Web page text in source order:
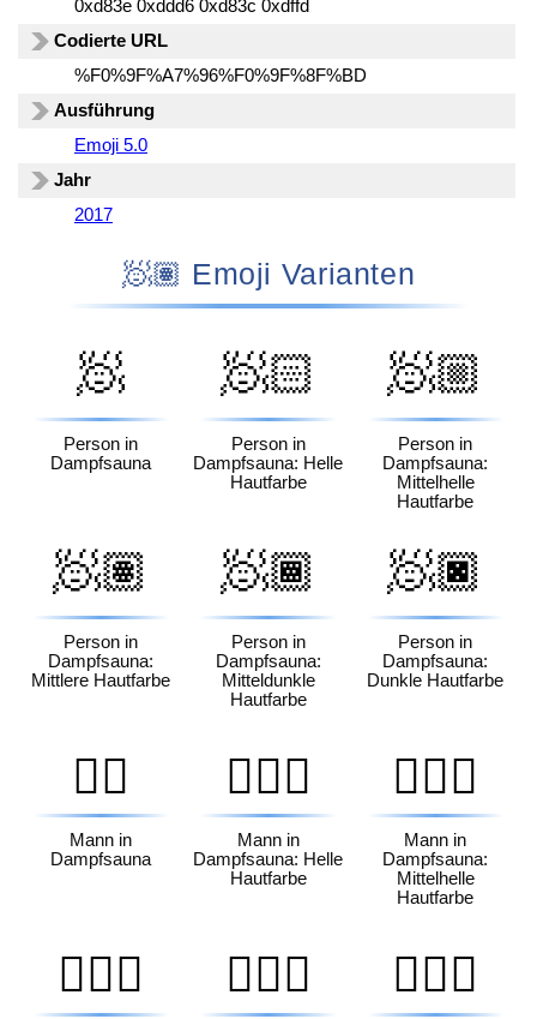
0xd83e 0xddd6 0xd83c 0xdffd
Codierte URL
%F0%9F%A7%96%F0%9F%8F%BD
Ausführung
Emoji 5.0
Jahr
2017
🧖🏽 Emoji Varianten
🧖
Person in
Dampfsauna
🧖🏻
Person in
Dampfsauna: Helle
Hautfarbe
🧖🏼
Person in
Dampfsauna:
Mittelhelle
Hautfarbe
🧖🏽
Person in
Dampfsauna:
Mittlere Hautfarbe
🧖🏾
Person in
Dampfsauna:
Mitteldunkle
Hautfarbe
🧖🏿
Person in
Dampfsauna:
Dunkle Hautfarbe
🧖‍♂️
Mann in
Dampfsauna
🧖🏻‍♂️
Mann in
Dampfsauna: Helle
Hautfarbe
🧖🏼‍♂️
Mann in
Dampfsauna:
Mittelhelle
Hautfarbe
🧖🏽‍♂️ 🧖🏾‍♂️ 🧖🏿‍♂️